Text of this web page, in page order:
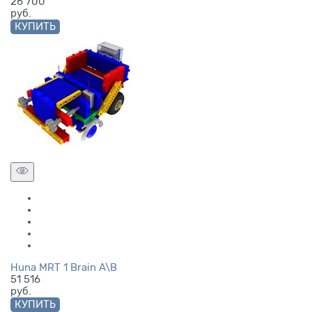
руб.
КУПИТЬ
Huna MRT 1 Brain A\B
51 516
руб.
КУПИТЬ